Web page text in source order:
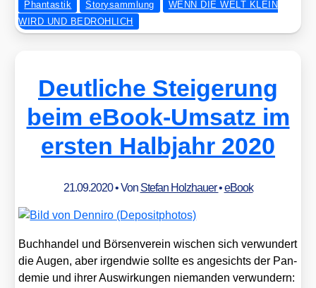
Phantastik Storysammlung
WENN DIE WELT KLEIN
WIRD UND BEDROHLICH
Deutliche Steigerung
beim eBook-Umsatz im
ersten Halbjahr 2020
21.09.2020• Von Stefan Holzhauer•eBook
Buch­han­del und Bör­sen­ver­ein wischen sich ver­wun­dert
die Augen, aber irgend­wie soll­te es ange­sichts der Pan­
de­mie und ihrer Aus­wir­kun­gen nie­man­den ver­wun­dern: